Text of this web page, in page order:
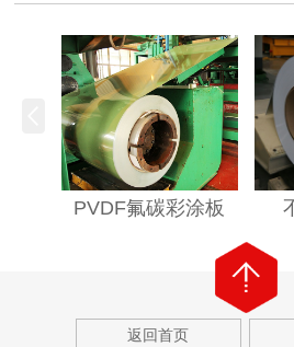
PVDF氟碳彩涂板
返回首页